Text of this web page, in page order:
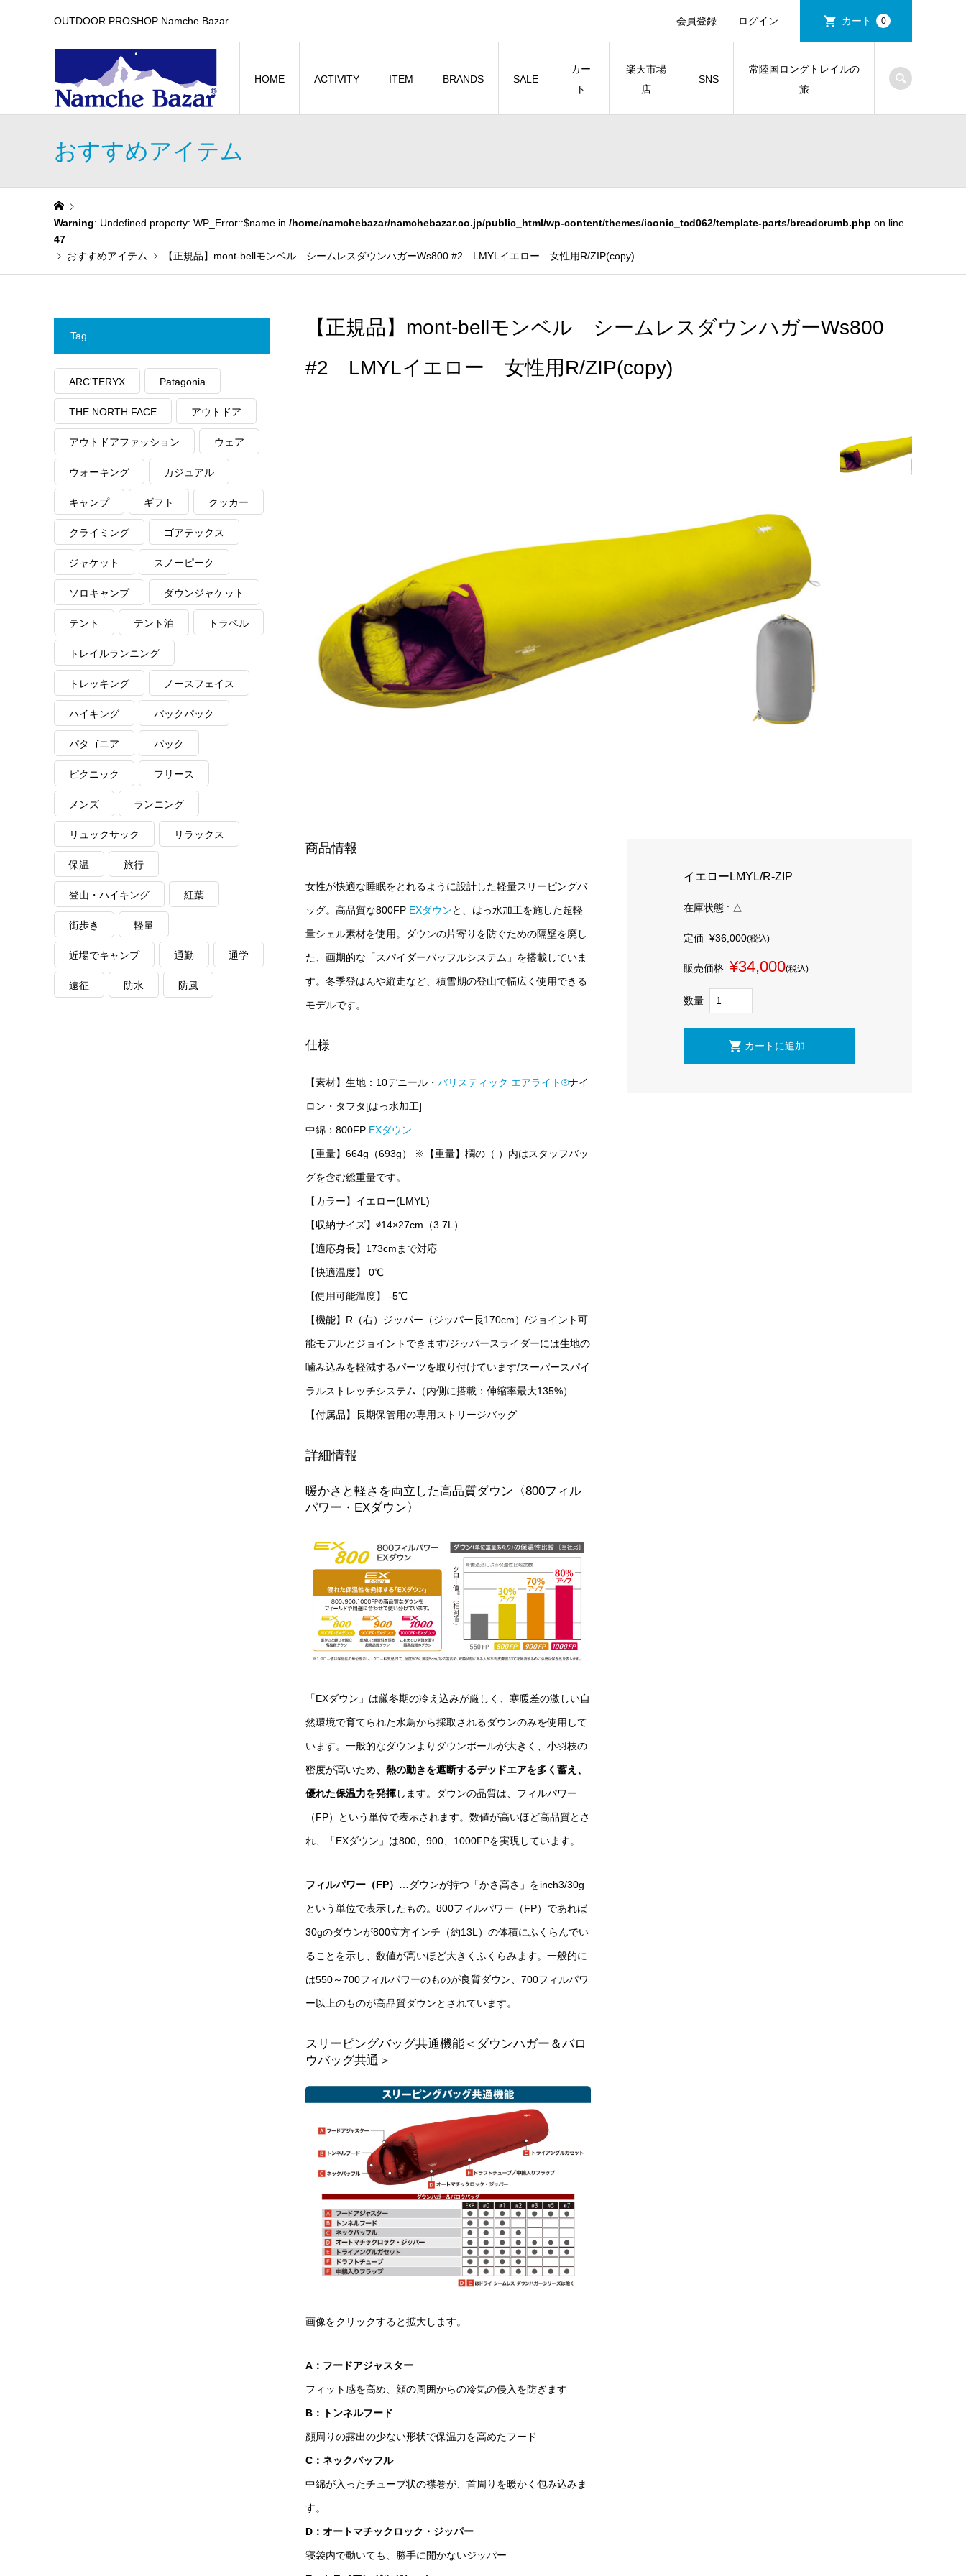
OUTDOOR PROSHOP Namche Bazar 会員登録 ログイン カート 0
HOME ACTIVITY ITEM BRANDS SALE
カー
ト
楽天市場
店
SNS
常陸国ロングトレイルの
旅
おすすめアイテム
Warning: Undefined property: WP_Error::$name in /home/namchebazar/namchebazar.co.jp/public_html/wp-content/themes/iconic_tcd062/template-parts/breadcrumb.php on line
47
おすすめアイテム
【正規品】mont-bellモンベル シームレスダウンハガーWs800 #2 LMYLイエロー 女性用R/ZIP(copy)
【正規品】mont-bellモンベル シームレスダウンハガーWs800
#2 LMYLイエロー 女性用R/ZIP(copy)
商品情報
女性が快適な睡眠をとれるように設計した軽量スリーピングバ
ッグ。高品質な800FP EXダウンと、はっ水加工を施した超軽
量シェル素材を使用。ダウンの片寄りを防ぐための隔壁を廃し
た、画期的な「スパイダーバッフルシステム」を搭載していま
す。冬季登はんや縦走など、積雪期の登山で幅広く使用できる
モデルです。
仕様
【素材】生地：10デニール・ バリスティック エアライト®ナイ
ロン・タフタ[はっ水加工]
中綿：800FP EXダウン
【重量】664g（693g） ※【重量】欄の（ ）内はスタッフバッ
グを含む総重量です。
【カラー】イエロー(LMYL)
【収納サイズ】∅14×27cm（3.7L）
【適応身長】173cmまで対応
【快適温度】 0℃
【使用可能温度】 -5℃
【機能】R（右）ジッパー（ジッパー長170cm）/ジョイント可
能モデルとジョイントできます/ジッパースライダーには生地の
噛み込みを軽減するパーツを取り付けています/スーパースパイ
ラルストレッチシステム（内側に搭載：伸縮率最大135%）
【付属品】長期保管用の専用ストリージバッグ
詳細情報
暖かさと軽さを両立した高品質ダウン〈800フィル
パワー・EXダウン〉
「EXダウン」は厳冬期の冷え込みが厳しく、寒暖差の激しい自
然環境で育てられた水鳥から採取されるダウンのみを使用して
います。一般的なダウンよりダウンボールが大きく、小羽枝の
密度が高いため、 熱の動きを遮断するデッドエアを多く蓄え、
優れた保温力を発揮します。ダウンの品質は、フィルパワー
（FP）という単位で表示されます。数値が高いほど高品質とさ
れ、「EXダウン」は800、900、1000FPを実現しています。
フィルパワー（FP） …ダウンが持つ「かさ高さ」をinch3/30g
という単位で表示したもの。800フィルパワー（FP）であれば
30gのダウンが800立方インチ（約13L）の体積にふくらんでい
ることを示し、数値が高いほど大きくふくらみます。一般的に
は550～700フィルパワーのものが良質ダウン、700フィルパワ
ー以上のものが高品質ダウンとされています。
スリーピングバッグ共通機能＜ダウンハガー＆バロ
ウバッグ共通＞
画像をクリックすると拡大します。
A：フードアジャスター
フィット感を高め、顔の周囲からの冷気の侵入を防ぎます
B：トンネルフード
顔周りの露出の少ない形状で保温力を高めたフード
C：ネックバッフル
中綿が入ったチューブ状の襟巻が、首周りを暖かく包み込みま
す。
D：オートマチックロック・ジッパー
寝袋内で動いても、勝手に開かないジッパー
イエローLMYL/R-ZIP
在庫状態 : △
定価¥36,000(税込)
販売価格 ¥34,000(税込)
数量
Tag
ARC'TERYX Patagonia
THE NORTH FACE アウトドア
アウトドアファッション ウェア
ウォーキング カジュアル
キャンプ ギフト クッカー
クライミング ゴアテックス
ジャケット スノーピーク
ソロキャンプ ダウンジャケット
テント テント泊 トラベル
トレイルランニング
トレッキング ノースフェイス
ハイキング バックパック
パタゴニア パック
ピクニック フリース
メンズ ランニング
リュックサック リラックス
保温 旅行
登山・ハイキング 紅葉
街歩き 軽量
近場でキャンプ 通勤 通学
遠征 防水 防風